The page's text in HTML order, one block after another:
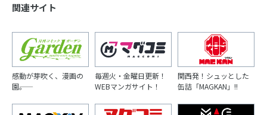
関連サイト
感動が芽吹く、漫画の
園――。
毎週火・金曜日更新！
WEBマンガサイト！
関西発！シュッとした
缶詰「MAGKAN」!!